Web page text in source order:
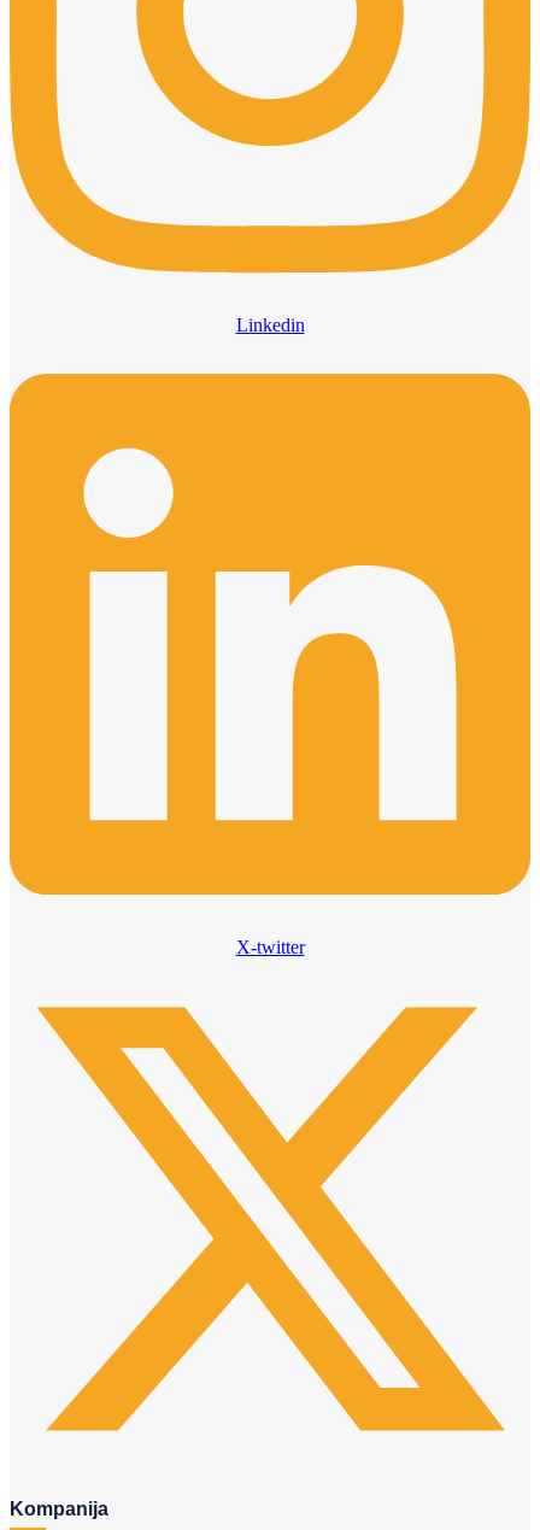
Linkedin
X-twitter
Kompanija